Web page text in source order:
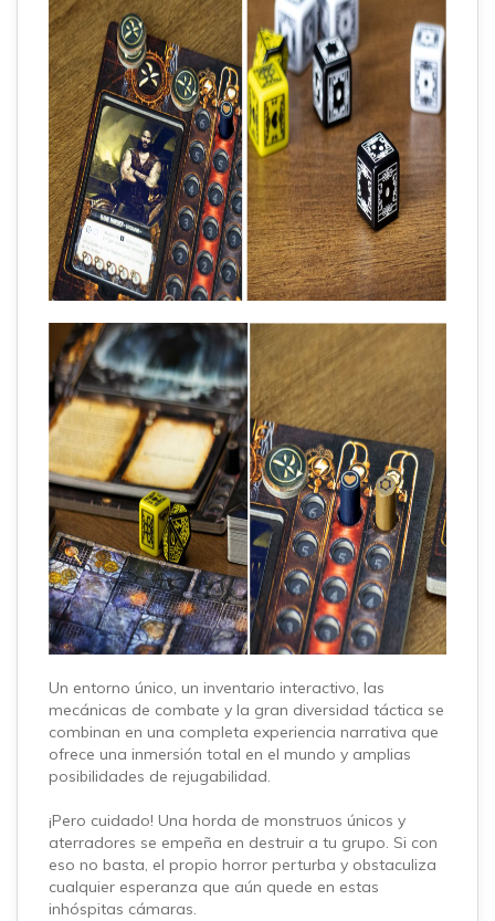
Un entorno único, un inventario interactivo, las
mecánicas de combate y la gran diversidad táctica se
combinan en una completa experiencia narrativa que
ofrece una inmersión total en el mundo y amplias
posibilidades de rejugabilidad.
¡Pero cuidado! Una horda de monstruos únicos y
aterradores se empeña en destruir a tu grupo. Si con
eso no basta, el propio horror perturba y obstaculiza
cualquier esperanza que aún quede en estas
inhóspitas cámaras.